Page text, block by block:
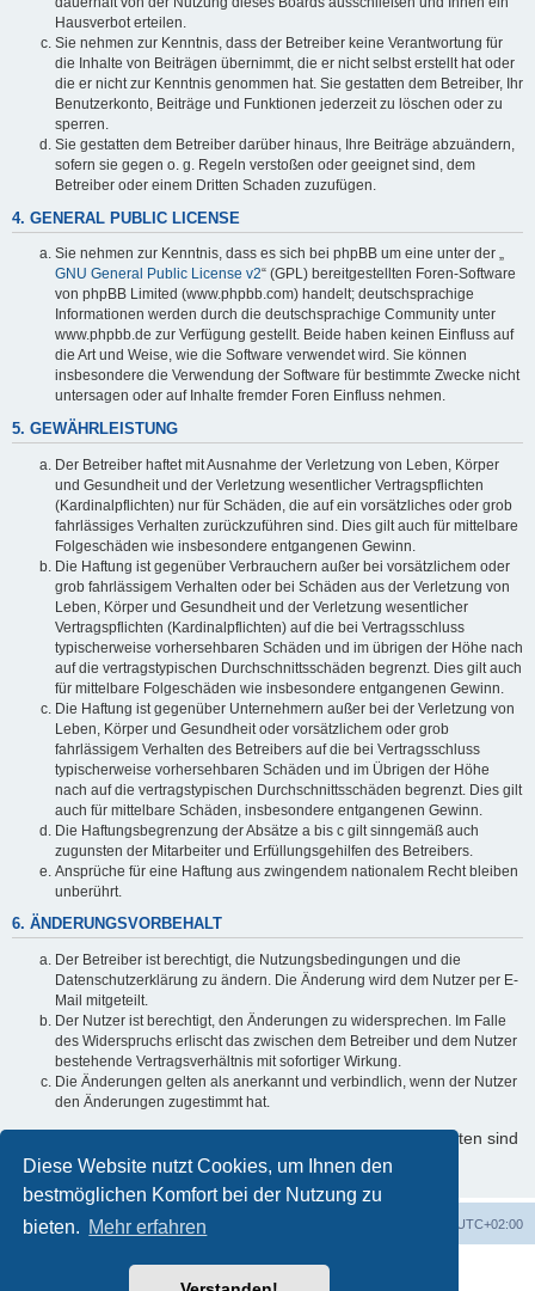
Diese Website nutzt Cookies, um Ihnen den
bestmöglichen Komfort bei der Nutzung zu
bieten. Mehr erfahren
Hausverbot erteilen.
Sie nehmen zur Kenntnis, dass der Betreiber keine Verantwortung für
die Inhalte von Beiträgen übernimmt, die er nicht selbst erstellt hat oder
die er nicht zur Kenntnis genommen hat. Sie gestatten dem Betreiber, Ihr
Benutzerkonto, Beiträge und Funktionen jederzeit zu löschen oder zu
sperren.
Sie gestatten dem Betreiber darüber hinaus, Ihre Beiträge abzuändern,
sofern sie gegen o. g. Regeln verstoßen oder geeignet sind, dem
Betreiber oder einem Dritten Schaden zuzufügen.
4. GENERAL PUBLIC LICENSE
Sie nehmen zur Kenntnis, dass es sich bei phpBB um eine unter der „
GNU General Public License v2“ (GPL) bereitgestellten Foren-Software
von phpBB Limited (www.phpbb.com) handelt; deutschsprachige
Informationen werden durch die deutschsprachige Community unter
www.phpbb.de zur Verfügung gestellt. Beide haben keinen Einfluss auf
die Art und Weise, wie die Software verwendet wird. Sie können
insbesondere die Verwendung der Software für bestimmte Zwecke nicht
untersagen oder auf Inhalte fremder Foren Einfluss nehmen.
5. GEWÄHRLEISTUNG
Der Betreiber haftet mit Ausnahme der Verletzung von Leben, Körper
und Gesundheit und der Verletzung wesentlicher Vertragspflichten
(Kardinalpflichten) nur für Schäden, die auf ein vorsätzliches oder grob
fahrlässiges Verhalten zurückzuführen sind. Dies gilt auch für mittelbare
Folgeschäden wie insbesondere entgangenen Gewinn.
Die Haftung ist gegenüber Verbrauchern außer bei vorsätzlichem oder
grob fahrlässigem Verhalten oder bei Schäden aus der Verletzung von
Leben, Körper und Gesundheit und der Verletzung wesentlicher
Vertragspflichten (Kardinalpflichten) auf die bei Vertragsschluss
typischerweise vorhersehbaren Schäden und im übrigen der Höhe nach
auf die vertragstypischen Durchschnittsschäden begrenzt. Dies gilt auch
für mittelbare Folgeschäden wie insbesondere entgangenen Gewinn.
Die Haftung ist gegenüber Unternehmern außer bei der Verletzung von
Leben, Körper und Gesundheit oder vorsätzlichem oder grob
fahrlässigem Verhalten des Betreibers auf die bei Vertragsschluss
typischerweise vorhersehbaren Schäden und im Übrigen der Höhe
nach auf die vertragstypischen Durchschnittsschäden begrenzt. Dies gilt
auch für mittelbare Schäden, insbesondere entgangenen Gewinn.
Die Haftungsbegrenzung der Absätze a bis c gilt sinngemäß auch
zugunsten der Mitarbeiter und Erfüllungsgehilfen des Betreibers.
Ansprüche für eine Haftung aus zwingendem nationalem Recht bleiben
unberührt.
6. ÄNDERUNGSVORBEHALT
Der Betreiber ist berechtigt, die Nutzungsbedingungen und die
Datenschutzerklärung zu ändern. Die Änderung wird dem Nutzer per E-
Mail mitgeteilt.
Der Nutzer ist berechtigt, den Änderungen zu widersprechen. Im Falle
des Widerspruchs erlischt das zwischen dem Betreiber und dem Nutzer
bestehende Vertragsverhältnis mit sofortiger Wirkung.
Die Änderungen gelten als anerkannt und verbindlich, wenn der Nutzer
den Änderungen zugestimmt hat.
Informationen über den Umgang mit Ihren persönlichen Daten sind
in der Datenschutzerklärung enthalten.
Startseite Foren-Übersicht UTC+02:00
Powered byphpBB® Forum Software © phpBB Limited
Deutsche Übersetzung durch